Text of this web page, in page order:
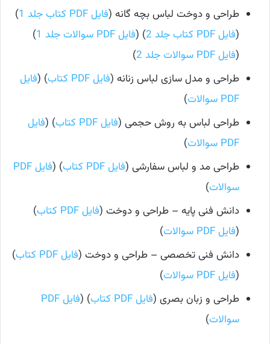
طراحی و دوخت لباس بچه گانه (فایل PDF کتاب جلد 1
)
(فایل PDF کتاب جلد 2 ) (فایل PDF سوالات جلد 1
)
(فایل PDF سوالات جلد 2
)
طراحی و مدل سازی لباس زنانه (فایل PDF کتاب ) (فایل
PDF سوالات
)
طراحی لباس به روش حجمی (فایل PDF کتاب ) (فایل
PDF سوالات
)
طراحی مد و لباس سفارشی (فایل PDF کتاب ) (
فایل PDF
سوالات)
دانش فنی پایه – طراحی و دوخت (فایل PDF کتاب
)
(فایل PDF سوالات
)
دانش فنی تخصصی – طراحی و دوخت (فایل PDF کتاب
)
(فایل PDF سوالات
)
طراحی و زبان بصری (فایل PDF کتاب ) (
فایل PDF
سوالات)